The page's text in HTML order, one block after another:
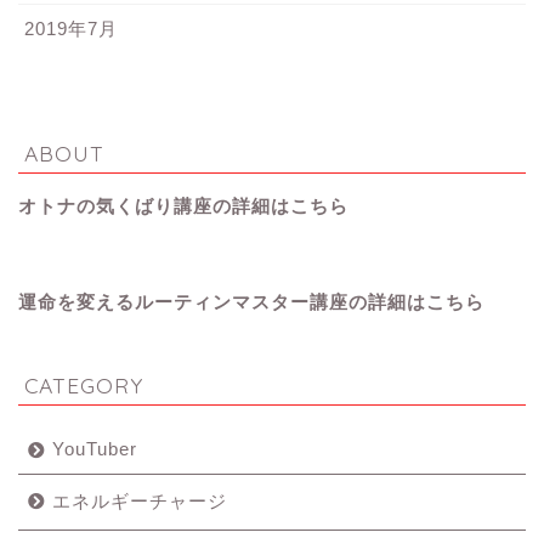
2019年7月
ABOUT
オトナの気くばり講座の詳細はこちら
運命を変えるルーティンマスター講座の詳細はこちら
CATEGORY
YouTuber
エネルギーチャージ